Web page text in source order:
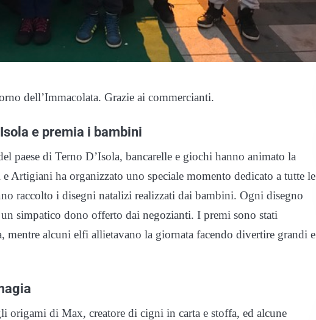
dell’Immacolata. Grazie ai commercianti.
e premia i bambini
paese di Terno D’Isola, bancarelle e giochi hanno animato la
Artigiani ha organizzato uno speciale momento dedicato a tutte le
raccolto i disegni natalizi realizzati dai bambini. Ogni disegno
simpatico dono offerto dai negozianti. I premi sono stati
mentre alcuni elfi allietavano la giornata facendo divertire grandi e
origami di Max, creatore di cigni in carta e stoffa, ed alcune